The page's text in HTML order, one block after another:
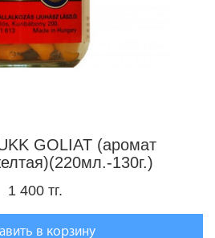
GOLIAT (аромат
130г.)
1 400 тг.
в корзину